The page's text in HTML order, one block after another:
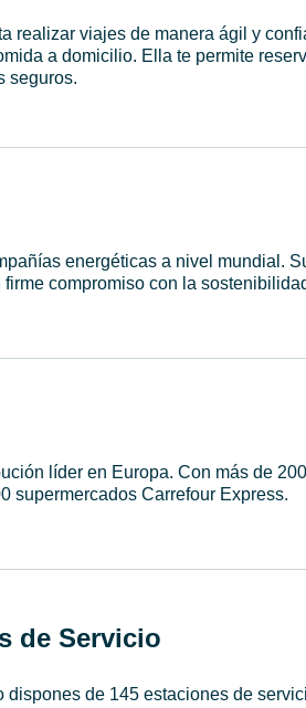
realizar viajes de manera ágil y
a domicilio. Ella te permite
seguros.
energéticas a nivel mundial.
compromiso con la
líder en Europa. Con más de
supermercados Carrefour Express.
de Servicio
de 145 estaciones de